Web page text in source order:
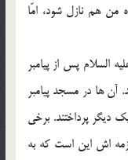
من هم نازل شود، امّا
السلام پس از پیامبر
آن ها در مسجد پیامبر
دیگر پرداختند. برخی
اش این است که به